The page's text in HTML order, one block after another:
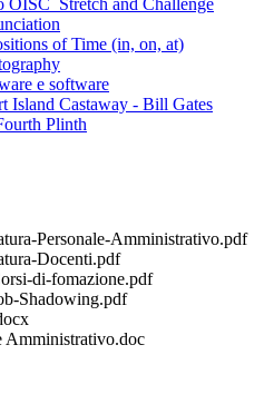
OISC_Stretch and Challenge
of Time (in, on, at)
e software
Island Castaway - Bill Gates
Plinth
Personale-Amministrativo.pdf
Docenti.pdf
di-fomazione.pdf
Shadowing.pdf
Amministrativo.doc